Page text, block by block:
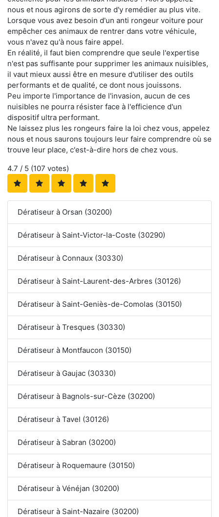
nous et nous agirons de sorte d'y remédier au plus vite.
Lorsque vous avez besoin d'un anti rongeur voiture pour
empêcher ces animaux de rentrer dans votre véhicule,
vous n'avez qu'à nous faire appel.
En réalité, il faut bien comprendre que seule l'expertise
n'est pas suffisante pour supprimer les animaux nuisibles,
il vaut mieux aussi être en mesure d'utiliser des outils
performants et de qualité, ce dont nous jouissons.
Peu importe l'importance de l'invasion, aucun de ces
nuisibles ne pourra résister face à l'efficience d'un
dispositif ultra performant.
Ne laissez plus les rongeurs faire la loi chez vous, appelez
nous et nous saurons toujours leur faire comprendre où se
trouve leur place, c'est-à-dire hors de chez vous.
4.7 / 5 (107 votes)
Dératiseur à Orsan (30200)
Dératiseur à Saint-Victor-la-Coste (30290)
Dératiseur à Connaux (30330)
Dératiseur à Saint-Laurent-des-Arbres (30126)
Dératiseur à Saint-Geniès-de-Comolas (30150)
Dératiseur à Tresques (30330)
Dératiseur à Montfaucon (30150)
Dératiseur à Gaujac (30330)
Dératiseur à Bagnols-sur-Cèze (30200)
Dératiseur à Tavel (30126)
Dératiseur à Sabran (30200)
Dératiseur à Roquemaure (30150)
Dératiseur à Vénéjan (30200)
Dératiseur à Saint-Nazaire (30200)